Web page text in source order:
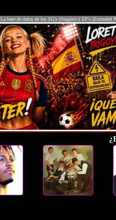
La base de datos de los SG's (Singles) y EP's (Extended